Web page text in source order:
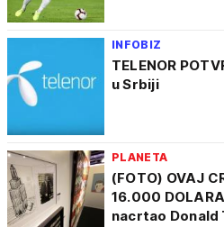
INFOBIZ
TELENOR
u Srbiji
PLANETA
(FOTO) OVAJ
16.000
nacrtao Donald